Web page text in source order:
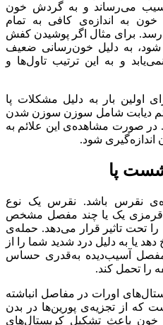
می‌رساند و به گردش خون
به اندازه‌ی کافی به تمام
برای مثال اگر پوشیدن کفش
به دلیل خون‌رسانی ضعیف
و به این ترتیب تاول‌ها و
اولین بار به دلیل مشکلات پا
دیابت شامل سوزن سوزن شدن
در صورت مشاهده‌ی این علائم به
اندازه‌گیری شود.
نقرس باشد. نقرس یک نوع
و قرمزی یک یا چند مفصل مشخص
تاثیر قرار می‌دهد. حمله‌ی
یا به دلیل درد شدید شما را از
مفصل آسیب‌دیده به‌قدری حساس
را تحمل کند.
اورات در مفاصل انباشته
که از تجزیه‌ی پورین‌ها در بدن
خون باعث تشکیل کریستال‌های